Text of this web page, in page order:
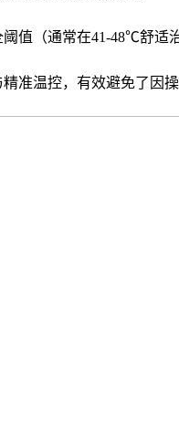
值（通常在41-48℃舒适
准温控，有效避免了因